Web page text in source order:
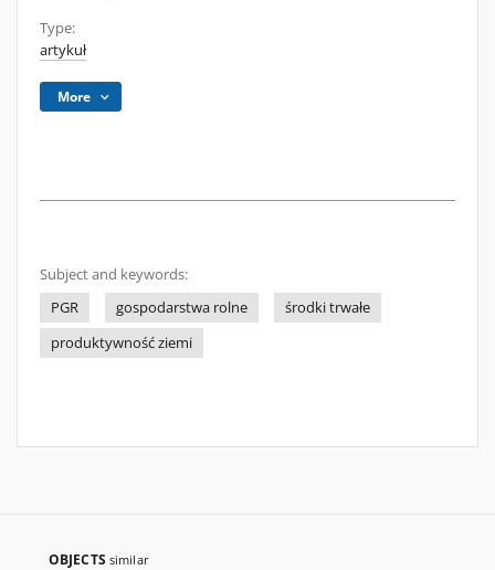
Type:
artykuł
More
Subject and keywords:
PGR
gospodarstwa rolne
środki trwałe
produktywność ziemi
OBJECTS similar